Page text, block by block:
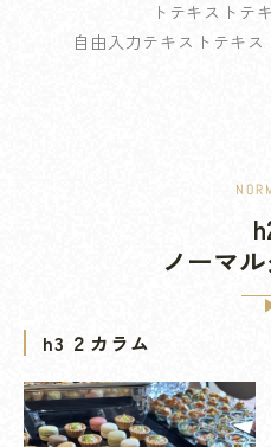
トテキストテ
自由入力テキストテキ
ノーマ
h3 ２カラム